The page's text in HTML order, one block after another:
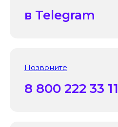
в Telegram
Позвоните
8 800 222 33 11